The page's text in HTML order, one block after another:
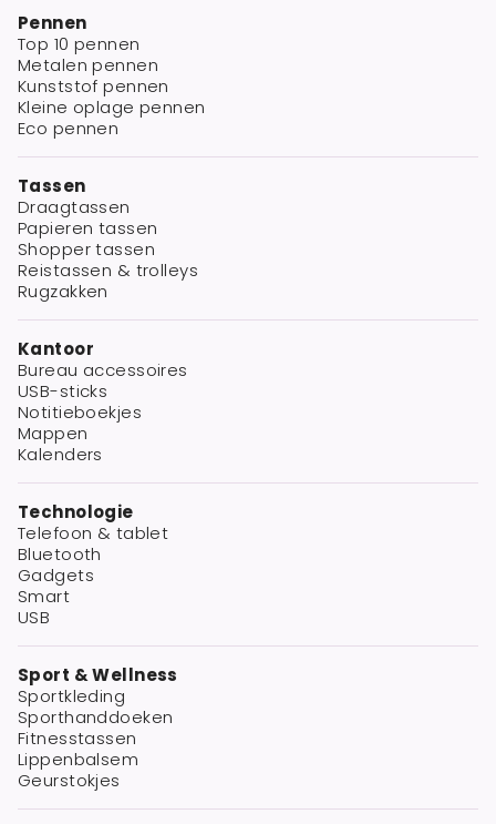
Pennen
Top 10 pennen
Metalen pennen
Kunststof pennen
Kleine oplage pennen
Eco pennen
Tassen
Draagtassen
Papieren tassen
Shopper tassen
Reistassen & trolleys
Rugzakken
Kantoor
Bureau accessoires
USB-sticks
Notitieboekjes
Mappen
Kalenders
Technologie
Telefoon & tablet
Bluetooth
Gadgets
Smart
USB
Sport & Wellness
Sportkleding
Sporthanddoeken
Fitnesstassen
Lippenbalsem
Geurstokjes